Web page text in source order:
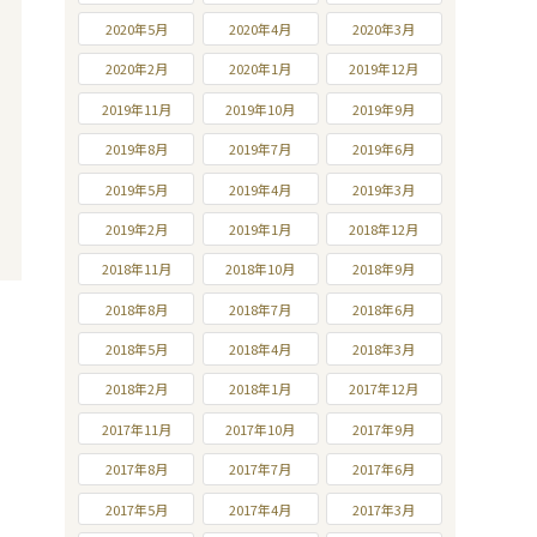
2020年5月 2020年4月 2020年3月
2020年2月 2020年1月 2019年12月
2019年11月 2019年10月 2019年9月
2019年8月 2019年7月 2019年6月
2019年5月 2019年4月 2019年3月
2019年2月 2019年1月 2018年12月
2018年11月 2018年10月 2018年9月
2018年8月 2018年7月 2018年6月
2018年5月 2018年4月 2018年3月
2018年2月 2018年1月 2017年12月
2017年11月 2017年10月 2017年9月
2017年8月 2017年7月 2017年6月
2017年5月 2017年4月 2017年3月